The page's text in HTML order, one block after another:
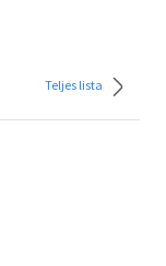
Teljes lista